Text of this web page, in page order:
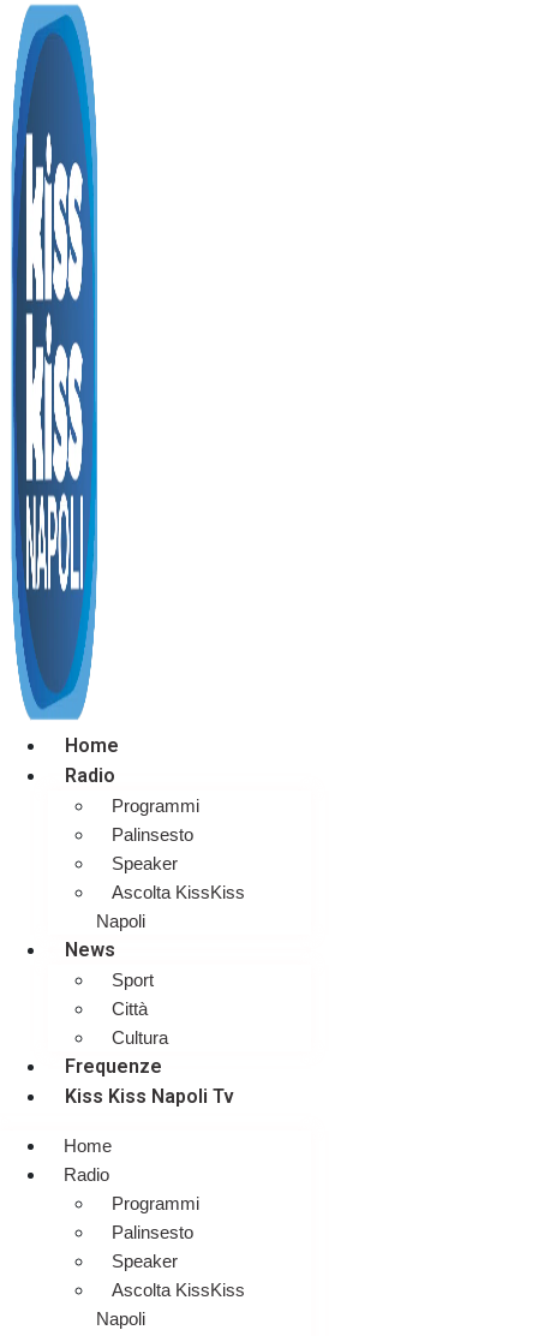
Home
Radio
Programmi
Palinsesto
Speaker
Ascolta KissKiss
Napoli
News
Sport
Città
Cultura
Frequenze
Kiss Kiss Napoli Tv
Home
Radio
Programmi
Palinsesto
Speaker
Ascolta KissKiss
Napoli